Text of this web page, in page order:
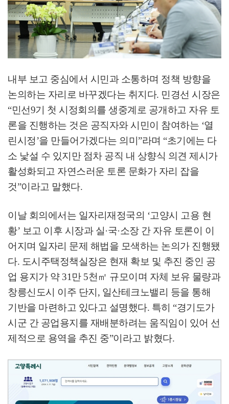
내부 보고 중심에서 시민과 소통하며 정책 방향을
논의하는 자리로 바꾸겠다는 취지다. 민경선 시장은
“민선9기 첫 시정회의를 생중계로 공개하고 자유 토
론을 진행하는 것은 공직자와 시민이 참여하는 ‘열
린시정’을 만들어가겠다는 의미”라며 “초기에는 다
소 낯설 수 있지만 점차 공직 내 상향식 의견 제시가
활성화되고 자연스러운 토론 문화가 자리 잡을
것”이라고 말했다.
이날 회의에서는 일자리재정국의 ‘고양시 고용 현
황’ 보고 이후 시장과 실·국·소장 간 자유 토론이 이
어지며 일자리 문제 해법을 모색하는 논의가 진행됐
다. 도시주택정책실장은 현재 확보 및 추진 중인 공
업 용지가 약 31 만 5천 ㎡ 규모이며 자체 보유 물량과
창릉신도시 이주 단지, 일산테크노밸리 등을 통해
기반을 마련하고 있다고 설명했다. 특히 “경기도가
시군 간 공업용지를 재배분하려는 움직임이 있어 선
제적으로 용역을 추진 중”이라고 밝혔다.